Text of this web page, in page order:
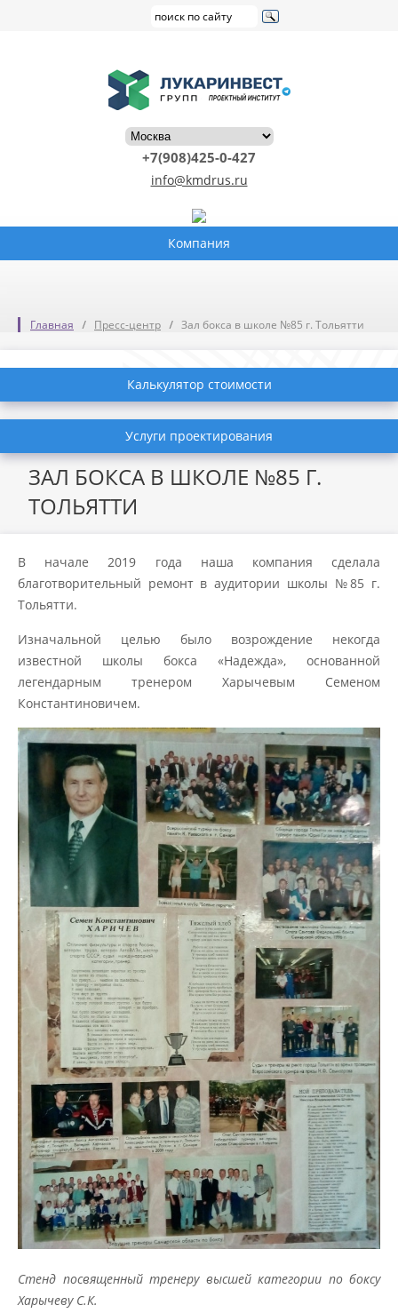
+7(908)425-0-427
info@kmdrus.ru
Компания
Главная Пресс-центр Зал бокса в школе №85 г. Тольятти
Калькулятор стоимости
Услуги проектирования
ЗАЛ БОКСА В ШКОЛЕ №85 Г.
ТОЛЬЯТТИ
В начале 2019 года наша компания сделала
благотворительный ремонт в аудитории школы №85 г.
Тольятти.
Изначальной целью было возрождение некогда
известной школы бокса «Надежда», основанной
легендарным тренером Харычевым Семеном
Константиновичем.
Стенд посвященный тренеру высшей категории по боксу
Харычеву С.К.